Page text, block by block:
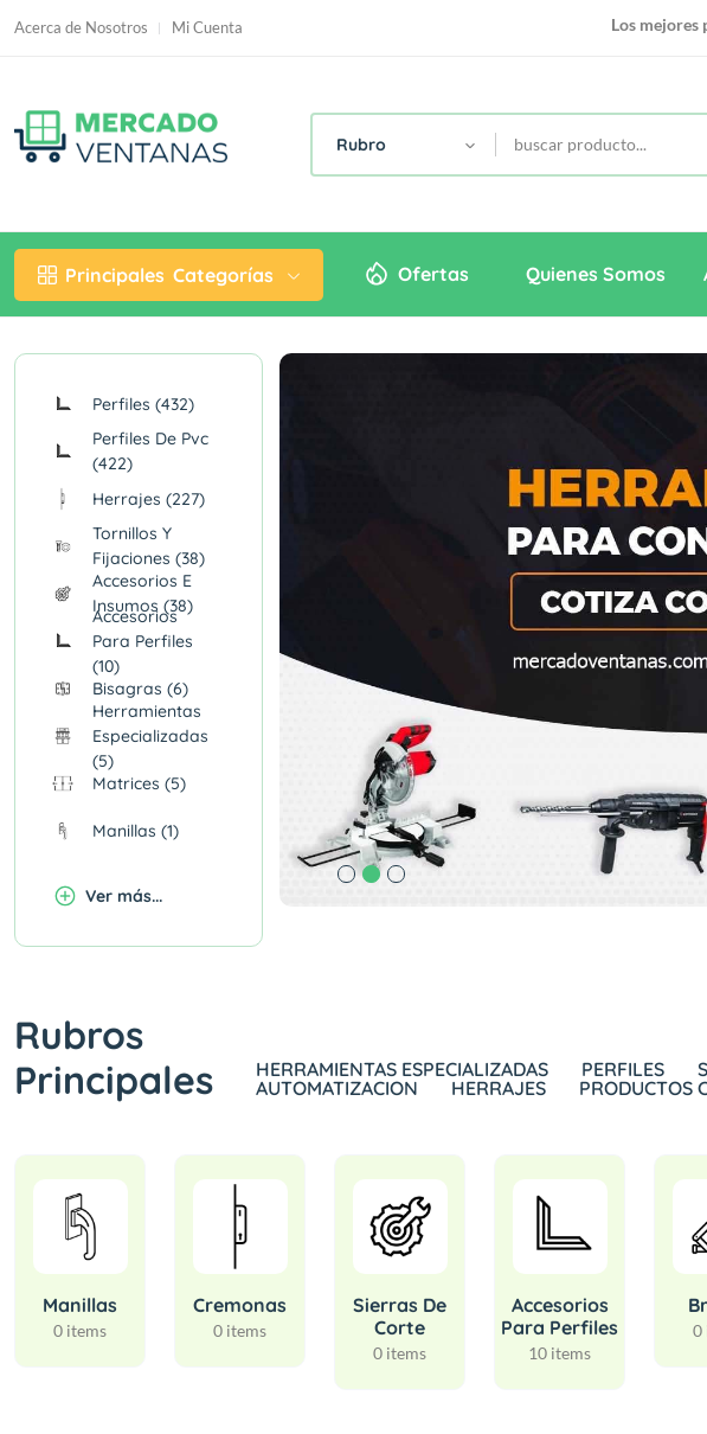
Acerca de Nosotros Mi Cuenta
Conviertae en
Rubro
Principales Categorías Ofertas Quienes Somos
Perfiles (432)
Perfiles De Pvc
(422)
Herrajes (227)
Tornillos Y
Fijaciones (38)
Accesorios E
Insumos (38)
Accesorios
Para Perfiles
(10)
Bisagras (6)
Herramientas
Especializadas
(5)
Matrices (5)
Manillas (1)
Ver más...
Rubros
Principales
HERRAMIENTAS ESPECIALIZADAS PERFILES
AUTOMATIZACION
HERRAJES PRODUCTOS
Manillas
0 items
Cremonas
0 items
Sierras De
Corte
0 items
Accesorios
Para Perfiles
10 items
0